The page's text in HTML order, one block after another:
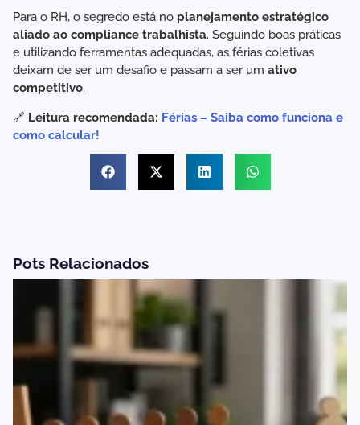
Para o RH, o segredo está no planejamento estratégico
aliado ao compliance trabalhista. Seguindo boas práticas
e utilizando ferramentas adequadas, as férias coletivas
deixam de ser um desafio e passam a ser um ativo
competitivo.
🔗 Leitura recomendada: Férias – Saiba como funciona e
como calcular!
Pots Relacionados